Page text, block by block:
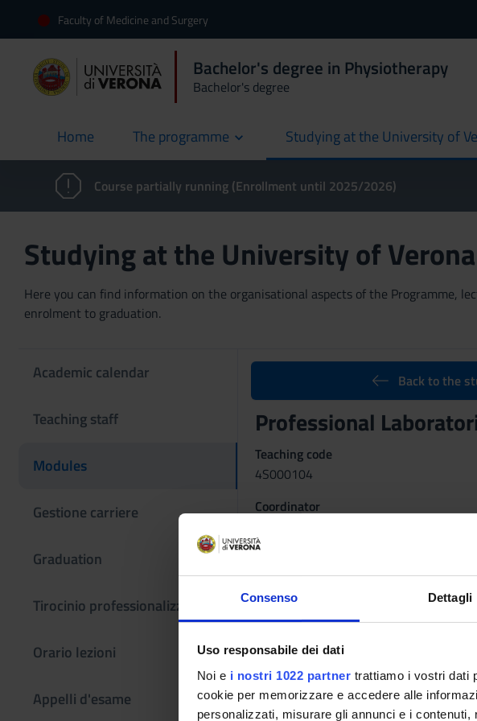
Consenso Dettagli
Uso responsabile dei dati
Noi e i nostri 1022 partner trattiamo i vostri dati
cookie per memorizzare e accedere alle
personalizzati, misurare gli annunci e i
Faculty of Medicine and Surgery
Bachelor's degree in Physiotherapy
Bachelor's degree
Home
current The programme Studying at the University of
Course partially running (Enrollment until 2025/2026)
Studying at the University of Verona
Here you can find information on the organisational aspects of the Programme,
enrolment to graduation.
Academic calendar
Teaching staff
Modules
Gestione carriere
Graduation
Tirocinio professionalizzante
Orario lezioni
Appelli d'esame
Back to the
Professional
Teaching code
4S000104
Coordinator
Italian
Not yet assigned